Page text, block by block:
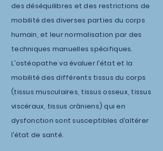
des déséquilibres et des restrictions de
mobilité des diverses parties du corps
humain, et leur normalisation par des
techniques manuelles spécifiques.
L’ostéopathe va évaluer l’état et la
mobilité des différents tissus du corps
(tissus musculaires, tissus osseux, tissus
viscéraux, tissus crâniens) qui en
dysfonction sont susceptibles d’altérer
l’état de santé.